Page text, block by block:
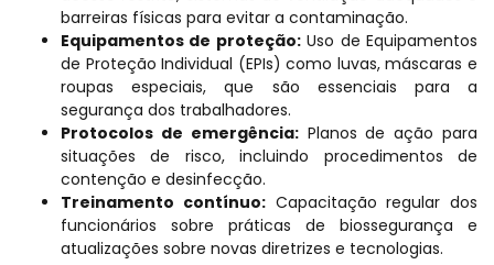
barreiras físicas para evitar a contaminação.
Equipamentos de proteção:Uso de Equipamentos
de Proteção Individual (EPIs) como luvas, máscaras e
roupas especiais, que são essenciais para a
segurança dos trabalhadores.
Protocolos de emergência:Planos de ação para
situações de risco, incluindo procedimentos de
contenção e desinfecção.
Treinamento contínuo:Capacitação regular dos
funcionários sobre práticas de biossegurança e
atualizações sobre novas diretrizes e tecnologias.